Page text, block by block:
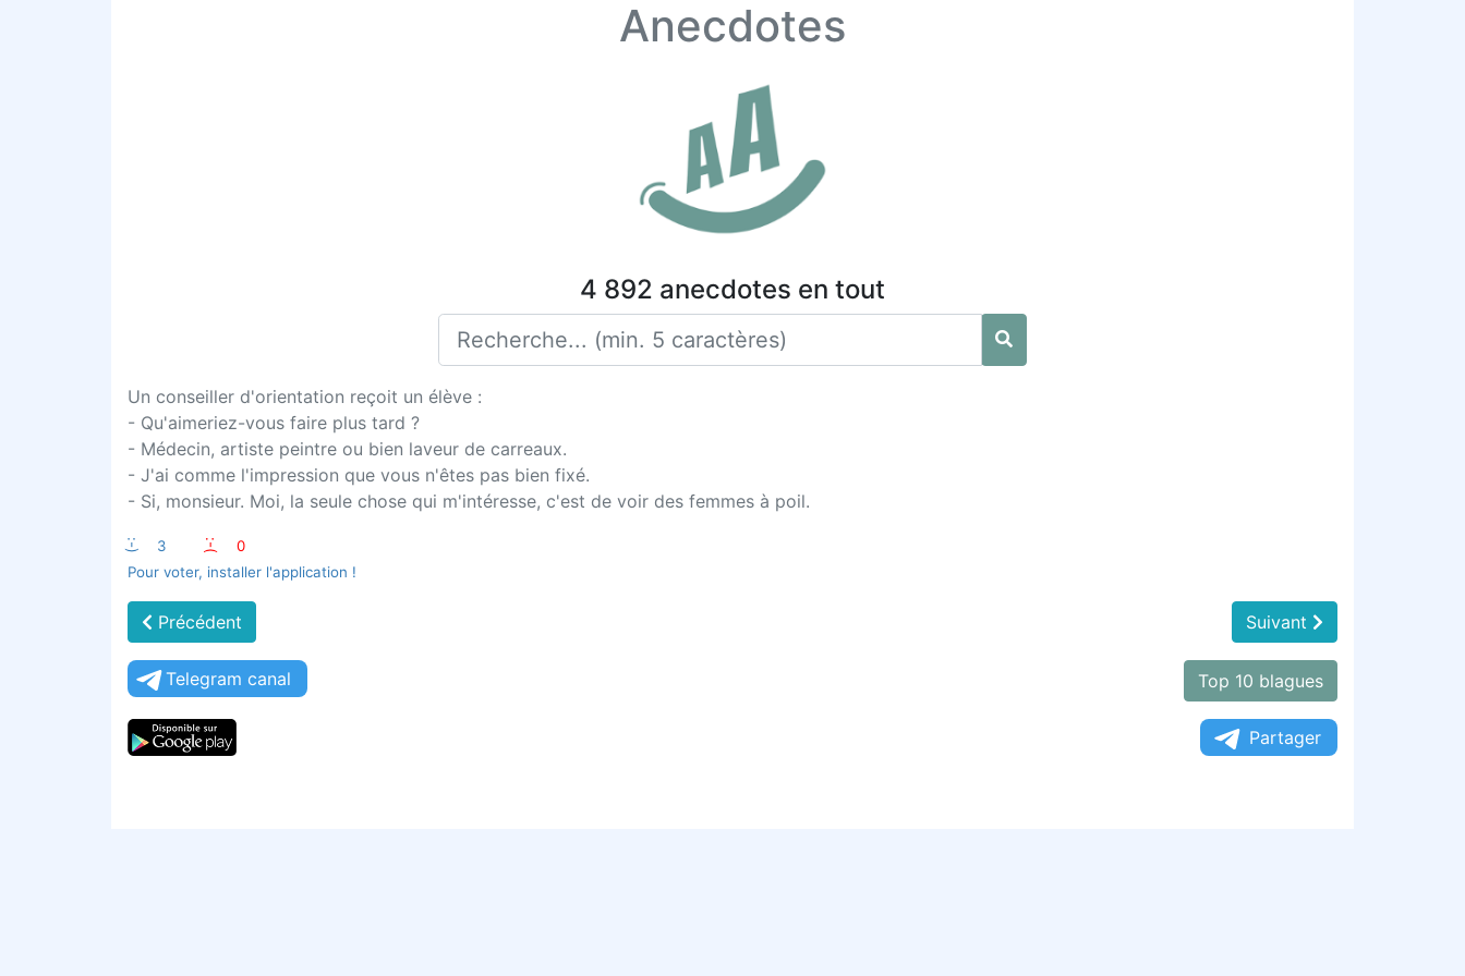
Anecdotes
4 892 anecdotes en tout
Un conseiller d'orientation reçoit un élève :
- Qu'aimeriez-vous faire plus tard ?
- Médecin, artiste peintre ou bien laveur de carreaux.
- J'ai comme l'impression que vous n'êtes pas bien fixé.
- Si, monsieur. Moi, la seule chose qui m'intéresse, c'est de voir des femmes à poil.
:-) 3 :-(
0
Pour voter, installer l'application !
Précédent Suivant
Telegram canal Top 10 blagues
Partager